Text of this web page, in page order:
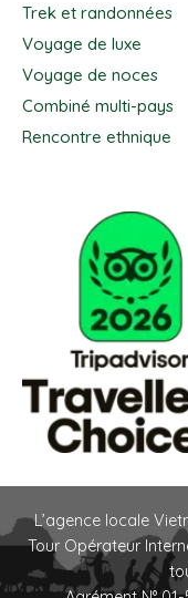
Trek et randonnées
Voyage de luxe
Voyage de noces
Combiné multi-pays
Rencontre ethnique
L’agence locale
Tour Opérateur